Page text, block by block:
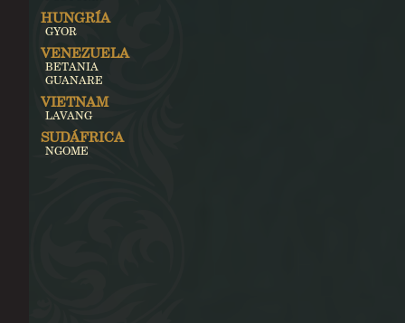
HUNGRÍA
GYOR
VENEZUELA
BETANIA
GUANARE
VIETNAM
LAVANG
SUDÁFRICA
NGOME